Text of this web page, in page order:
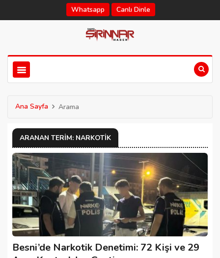
Whatsapp Canlı Dinle
Ana Sayfa Arama
ARANAN TERIM: NARKOTIK
Besni’de Narkotik Denetimi: 72 Kişi ve 29